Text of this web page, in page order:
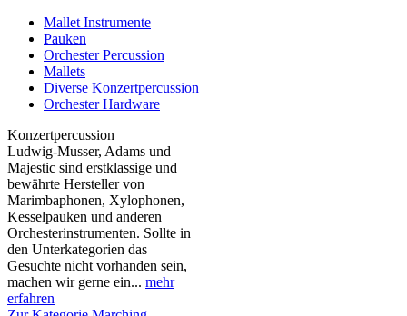
Mallet Instrumente
Pauken
Orchester Percussion
Mallets
Diverse Konzertpercussion
Orchester Hardware
Konzertpercussion
Ludwig-Musser, Adams und
Majestic sind erstklassige und
bewährte Hersteller von
Marimbaphonen, Xylophonen,
Kesselpauken und anderen
Orchesterinstrumenten. Sollte in
den Unterkategorien das
Gesuchte nicht vorhanden sein,
machen wir gerne ein... mehr
erfahren